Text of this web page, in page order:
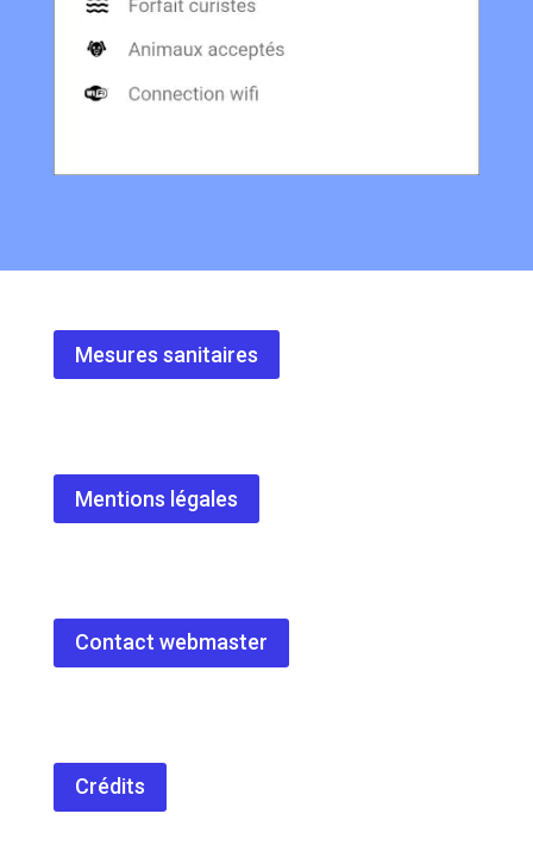
Mesures sanitaires
Mentions légales
Contact webmaster
Crédits